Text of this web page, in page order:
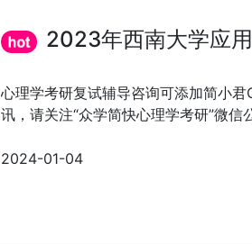
2023年西南大学应
心理学考研复试辅导咨询可添加简小
讯，请关注“众学简快心理学考研”微信
2024-01-04